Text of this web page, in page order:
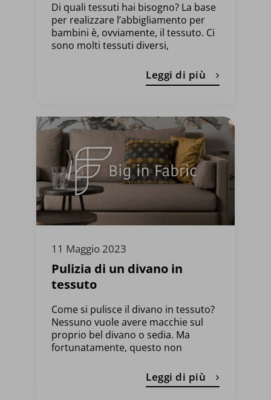
Di quali tessuti hai bisogno? La base
per realizzare l’abbigliamento per
bambini è, ovviamente, il tessuto. Ci
sono molti tessuti diversi,
Leggi di più
Pulizia di un divano in
tessuto
11 Maggio 2023
Come si pulisce il divano in tessuto?
Nessuno vuole avere macchie sul
proprio bel divano o sedia. Ma
fortunatamente, questo non
Leggi di più